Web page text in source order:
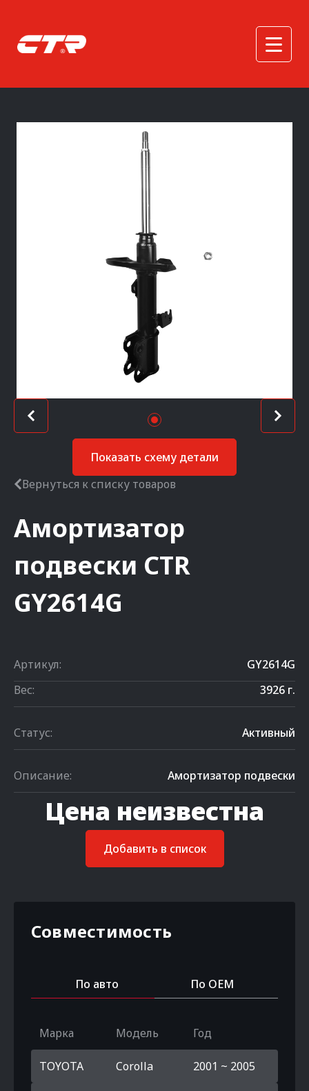
Показать схему детали
Вернуться к списку товаров
Амортизатор
подвески CTR
GY2614G
Артикул:
GY2614G
Вес:
3926 г.
Статус: Активный
Описание: Амортизатор подвески
Цена неизвестна
Добавить в список
Совместимость
По авто По OEM
Марка Модель Год
TOYOTA Corolla 2001 ~ 2005